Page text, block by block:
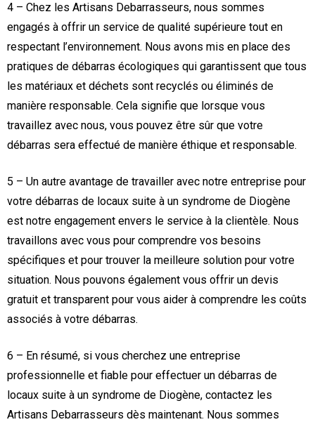
4 – Chez les Artisans Debarrasseurs, nous sommes
engagés à offrir un service de qualité supérieure tout en
respectant l’environnement. Nous avons mis en place des
pratiques de débarras écologiques qui garantissent que tous
les matériaux et déchets sont recyclés ou éliminés de
manière responsable. Cela signifie que lorsque vous
travaillez avec nous, vous pouvez être sûr que votre
débarras sera effectué de manière éthique et responsable.
5 – Un autre avantage de travailler avec notre entreprise pour
votre débarras de locaux suite à un syndrome de Diogène
est notre engagement envers le service à la clientèle. Nous
travaillons avec vous pour comprendre vos besoins
spécifiques et pour trouver la meilleure solution pour votre
situation. Nous pouvons également vous offrir un devis
gratuit et transparent pour vous aider à comprendre les coûts
associés à votre débarras.
6 – En résumé, si vous cherchez une entreprise
professionnelle et fiable pour effectuer un débarras de
locaux suite à un syndrome de Diogène, contactez les
Artisans Debarrasseurs dès maintenant. Nous sommes